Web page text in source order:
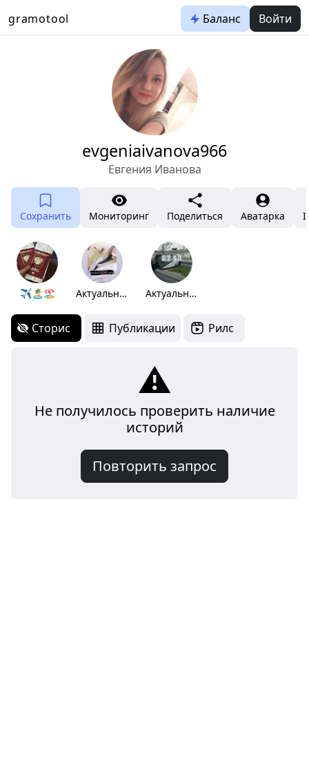
gramotool Баланс Войти
evgeniaivanova966
Евгения Иванова
Сохранить Мониторинг Поделиться Аватарка
✈🏝🏖 Актуальное Актуальное
Сторис Публикации Рилс
⚠️
Не получилось проверить наличие
историй
Повторить запрос